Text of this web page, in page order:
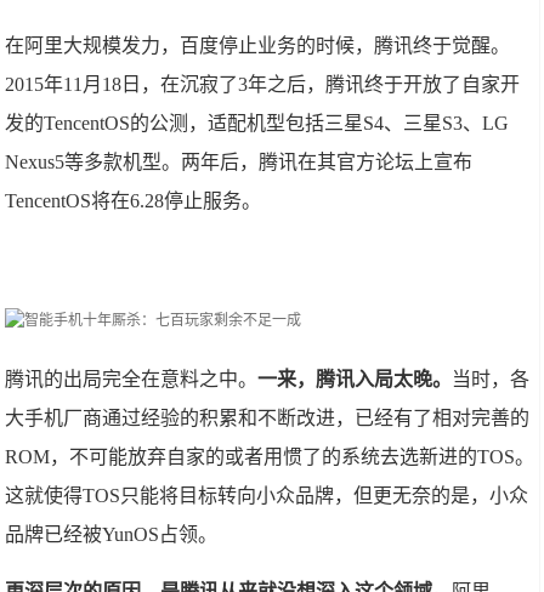
在阿里大规模发力，百度停止业务的时候，腾讯终于觉醒。
2015年11月18日，在沉寂了3年之后，腾讯终于开放了自家开
发的TencentOS的公测，适配机型包括三星S4、三星S3、LG
Nexus5等多款机型。两年后，腾讯在其官方论坛上宣布
TencentOS将在6.28停止服务。
腾讯的出局完全在意料之中。一来，腾讯入局太晚。 当时，各
大手机厂商通过经验的积累和不断改进，已经有了相对完善的
ROM，不可能放弃自家的或者用惯了的系统去选新进的TOS。
这就使得TOS只能将目标转向小众品牌，但更无奈的是，小众
品牌已经被YunOS占领。